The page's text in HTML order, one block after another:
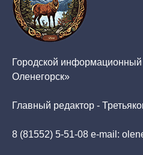
Городской
Оленегорск»
Главный редактор -
8 (81552) 5-51-08 e-mail: